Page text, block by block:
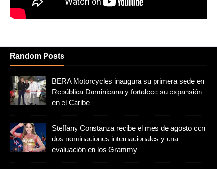
Random Posts
BERA Motorcycles inaugura su primera sede en
República Dominicana y fortalece su expansión
en el Caribe
Steffany Constanza recibe el mes de agosto con
dos nominaciones internacionales y una
evaluación en los Grammy